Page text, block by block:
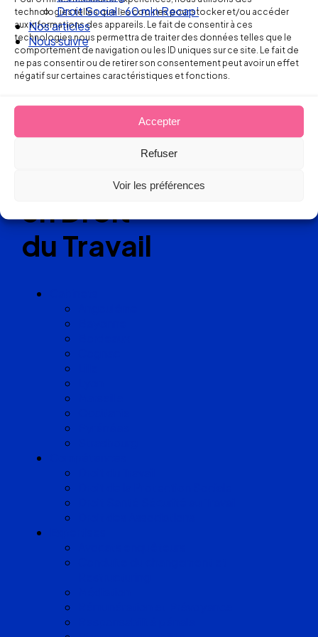
technologies telles que les cookies pour stocker et/ou accéder
aux informations des appareils. Le fait de consentir à ces
technologies nous permettra de traiter des données telles que le
comportement de navigation ou les ID uniques sur ce site. Le fait de
ne pas consentir ou de retirer son consentement peut avoir un effet
négatif sur certaines caractéristiques et fonctions.
Accepter
Refuser
Voir les préférences
Droit Social : 60 min Recap’
Nos articles
Nous suivre
Ellipse Avocats
Réseau
de cabinets
d’avocats
experts
en Droit
du Travail